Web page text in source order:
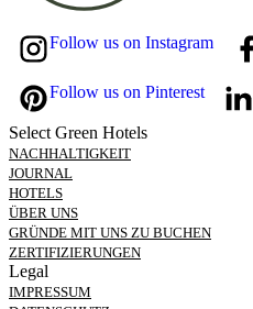
Follow us on Instagram
Follow us on Pinterest
Select Green Hotels
NACHHALTIGKEIT
JOURNAL
HOTELS
ÜBER UNS
GRÜNDE MIT UNS ZU BUCHEN
ZERTIFIZIERUNGEN
Legal
IMPRESSUM